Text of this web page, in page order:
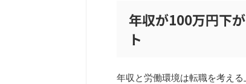
年収が100万円下
ト
年収と労働環境は転職を考える